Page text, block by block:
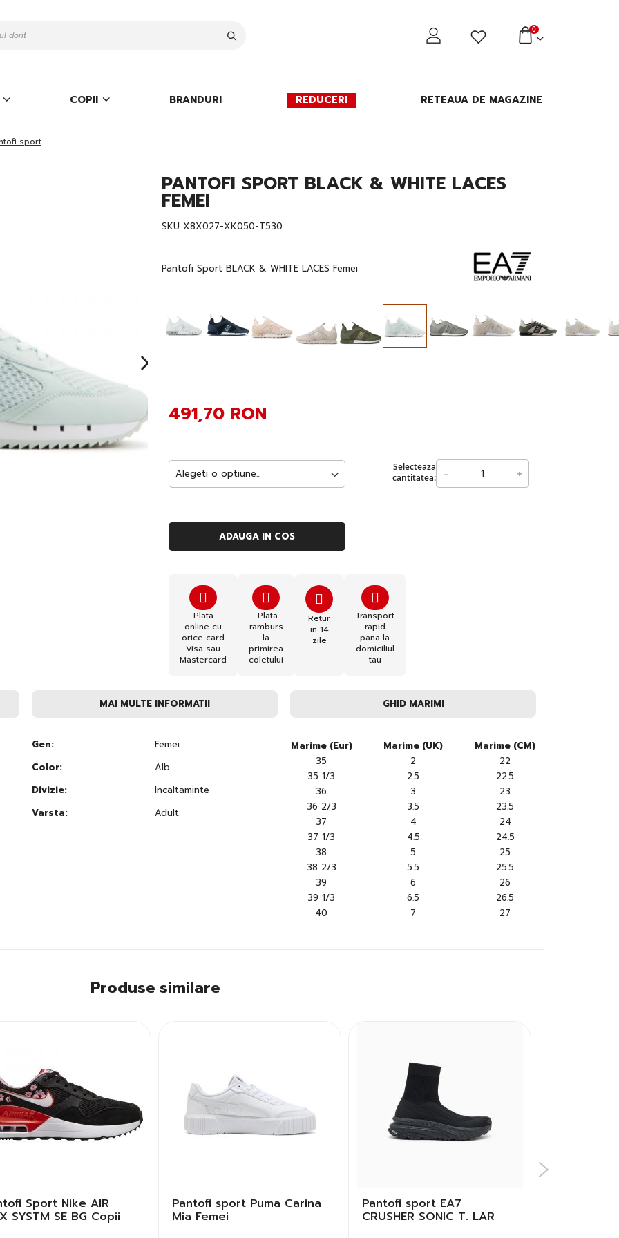
0
COPII BRANDURI REDUCERI RETEAUA DE MAGAZINE
sport
PANTOFI SPORT BLACK & WHITE LACES
FEMEI
SKU X8X027-XK050-T530
Pantofi Sport BLACK & WHITE LACES Femei
Selecteaza
cantitatea:
- +
491,70 RON
ADAUGA IN COS
Plata
online cu
orice card
Visa sau
Mastercard
Plata
ramburs
la
primirea
coletului
Retur
in 14
zile
Transport
rapid
pana la
domiciliul
tau
MAI MULTE INFORMATII
Gen:
Femei
Color:
Alb
Divizie:
Incaltaminte
Varsta:
Adult
GHID MARIMI
Marime (Eur) Marime (UK)
Marime (CM)
35
2
22
35 1/3
2.5
22.5
36
3
23
36 2/3
3.5
23.5
37
4
24
37 1/3
4.5
24.5
38
5
25
38 2/3
5.5
25.5
39
6
26
39 1/3
6.5
26.5
40
7 27
Produse similare
Sport Nike AIR
SYSTM SE BG Copii
Pantofi sport Puma Carina
Mia Femei
Pantofi sport EA7
CRUSHER SONIC T. LAR